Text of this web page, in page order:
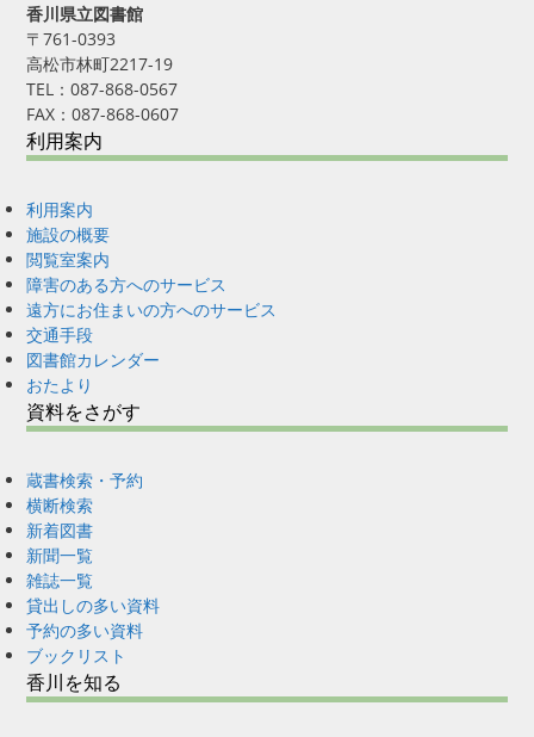
香川県立図書館
〒761-0393
高松市林町2217-19
TEL：087-868-0567
FAX：087-868-0607
利用案内
利用案内
施設の概要
閲覧室案内
障害のある方へのサービス
遠方にお住まいの方へのサービス
交通手段
図書館カレンダー
おたより
資料をさがす
蔵書検索・予約
横断検索
新着図書
新聞一覧
雑誌一覧
貸出しの多い資料
予約の多い資料
ブックリスト
香川を知る